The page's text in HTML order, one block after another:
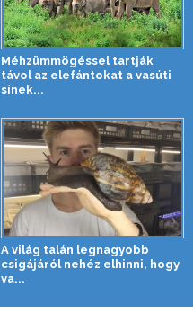
Méhzümmögéssel tartják
távol az elefántokat a vasúti
sínek...
A világ talán legnagyobb
csigájáról nehéz elhinni, hogy
va...